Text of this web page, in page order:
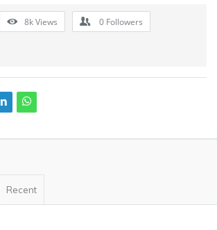
8kViews 0 Followers
Recent